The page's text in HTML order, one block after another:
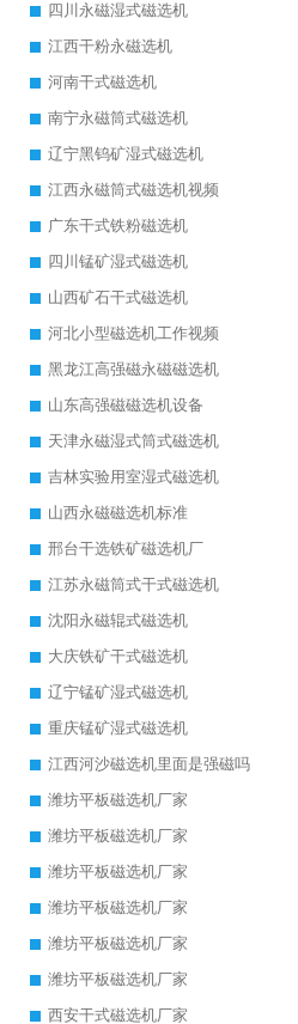
四川永磁湿式磁选机
江西干粉永磁选机
河南干式磁选机
南宁永磁筒式磁选机
辽宁黑钨矿湿式磁选机
江西永磁筒式磁选机视频
广东干式铁粉磁选机
四川锰矿湿式磁选机
山西矿石干式磁选机
河北小型磁选机工作视频
黑龙江高强磁永磁磁选机
山东高强磁磁选机设备
天津永磁湿式筒式磁选机
吉林实验用室湿式磁选机
山西永磁磁选机标准
邢台干选铁矿磁选机厂
江苏永磁筒式干式磁选机
沈阳永磁辊式磁选机
大庆铁矿干式磁选机
辽宁锰矿湿式磁选机
重庆锰矿湿式磁选机
江西河沙磁选机里面是强磁吗
潍坊平板磁选机厂家
潍坊平板磁选机厂家
潍坊平板磁选机厂家
潍坊平板磁选机厂家
潍坊平板磁选机厂家
潍坊平板磁选机厂家
西安干式磁选机厂家